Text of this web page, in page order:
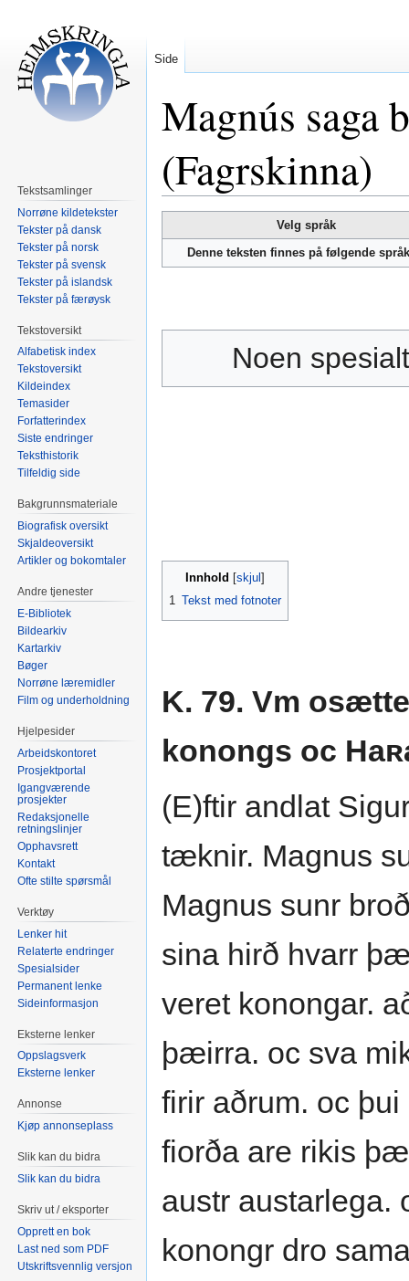
Magnús saga
(Fagrskinna)
til
navigering
til
Velg språk
Denne teksten finnes på følgende
Noen
Innhold
1 Tekst med fotnoter
K. 79. Vm
konongs oc
(E)ftir andlat
tæknir. Magnus
Magnus sunr
sina hirð hvarr
veret konongar.
þæirra. oc sva
firir aðrum. oc
fiorða are rikis
austr austarlega.
konongr dro
Side
Tekstsamlinger
Norrøne kildetekster
Tekster på dansk
Tekster på norsk
Tekster på svensk
Tekster på islandsk
Tekster på færøysk
Tekstoversikt
Alfabetisk index
Tekstoversikt
Kildeindex
Temasider
Forfatterindex
Siste endringer
Teksthistorik
Tilfeldig side
Bakgrunnsmateriale
Biografisk oversikt
Skjaldeoversikt
Artikler og bokomtaler
Andre tjenester
E-Bibliotek
Bildearkiv
Kartarkiv
Bøger
Norrøne læremidler
Film og underholdning
Hjelpesider
Arbeidskontoret
Prosjektportal
Igangværende
prosjekter
Redaksjonelle
retningslinjer
Opphavsrett
Kontakt
Ofte stilte spørsmål
Verktøy
Lenker hit
Relaterte endringer
Spesialsider
Permanent lenke
Sideinformasjon
Eksterne lenker
Oppslagsverk
Eksterne lenker
Annonse
Kjøp annonseplass
Slik kan du bidra
Slik kan du bidra
Skriv ut / eksporter
Opprett en bok
Last ned som PDF
Utskriftsvennlig versjon